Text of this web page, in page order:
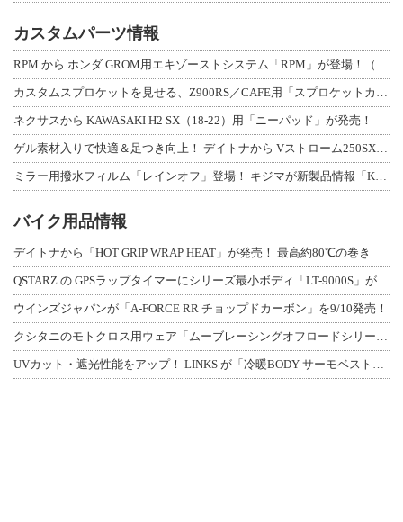
カスタムパーツ情報
ネクサスから KAWASAKI H2 SX（18-22）用「ニーパッド」が発売！
バイク用品情報
デイトナから「HOT GRIP WRAP HEAT」が発売！ 最高約80℃の巻き
QSTARZ の GPSラップタイマーにシリーズ最小ボディ「LT-9000S」が
ウインズジャパンが「A-FORCE RR チョップドカーボン」を9/10発売！